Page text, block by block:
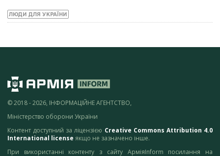
ЛЮДИ ДЛЯ УКРАЇНИ
© 2018 - 2026, ІНФОРМАЦІЙНЕ АГЕНТСТВО,
Міністерство оборони України
Контент доступний за ліцензією Creative Commons Attribution 4.0
International license якщо не зазначено інше.
При використанні контенту з сайту АрміяInform посилання на